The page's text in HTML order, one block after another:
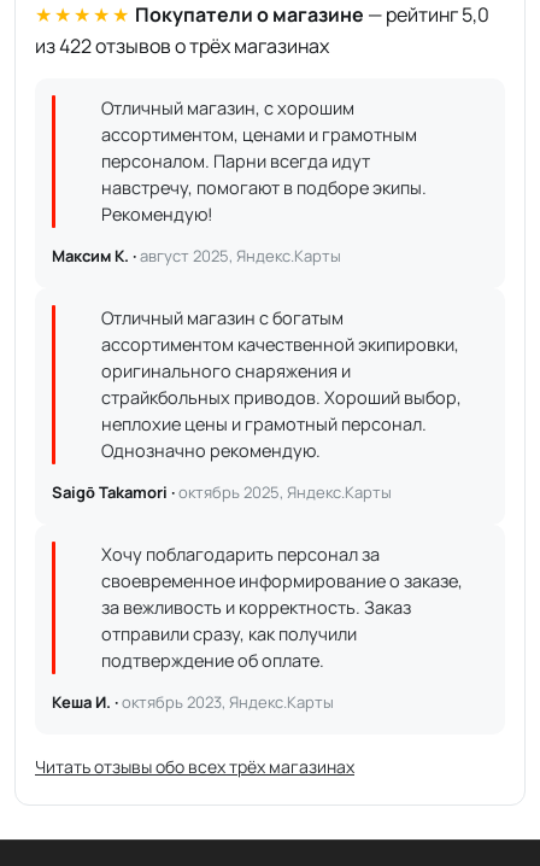
★★★★★ Покупатели о магазине — рейтинг 5,0
из 422 отзывов о трёх магазинах
Отличный магазин, с хорошим
ассортиментом, ценами и грамотным
персоналом. Парни всегда идут
навстречу, помогают в подборе экипы.
Рекомендую!
Максим К. ·август 2025, Яндекс.Карты
Отличный магазин с богатым
ассортиментом качественной экипировки,
оригинального снаряжения и
страйкбольных приводов. Хороший выбор,
неплохие цены и грамотный персонал.
Однозначно рекомендую.
Saigō Takamori ·октябрь 2025, Яндекс.Карты
Хочу поблагодарить персонал за
своевременное информирование о заказе,
за вежливость и корректность. Заказ
отправили сразу, как получили
подтверждение об оплате.
Кеша И. ·октябрь 2023, Яндекс.Карты
Читать отзывы обо всех трёх магазинах